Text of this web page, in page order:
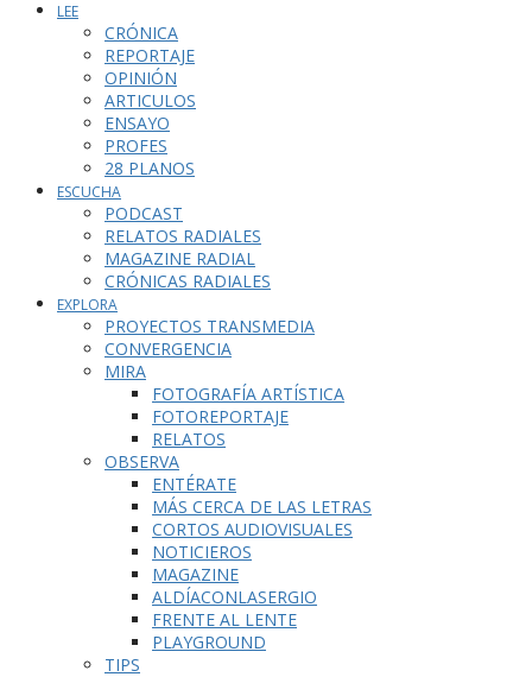
LEE
CRÓNICA
REPORTAJE
OPINIÓN
ARTICULOS
ENSAYO
PROFES
28 PLANOS
ESCUCHA
PODCAST
RELATOS RADIALES
MAGAZINE RADIAL
CRÓNICAS RADIALES
EXPLORA
PROYECTOS TRANSMEDIA
CONVERGENCIA
MIRA
FOTOGRAFÍA ARTÍSTICA
FOTOREPORTAJE
RELATOS
OBSERVA
ENTÉRATE
MÁS CERCA DE LAS LETRAS
CORTOS AUDIOVISUALES
NOTICIEROS
MAGAZINE
ALDÍACONLASERGIO
FRENTE AL LENTE
PLAYGROUND
TIPS